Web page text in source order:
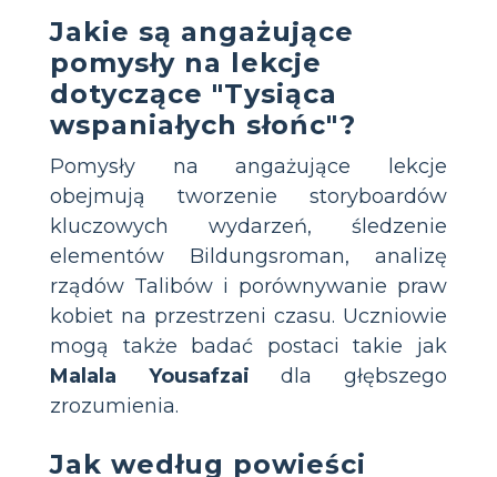
Jakie są angażujące
pomysły na lekcje
dotyczące "Tysiąca
wspaniałych słońc"?
Pomysły na angażujące lekcje
obejmują tworzenie storyboardów
kluczowych wydarzeń, śledzenie
elementów Bildungsroman, analizę
rządów Talibów i porównywanie praw
kobiet na przestrzeni czasu. Uczniowie
mogą także badać postaci takie jak
Malala Yousafzai dla głębszego
zrozumienia.
Jak według powieści